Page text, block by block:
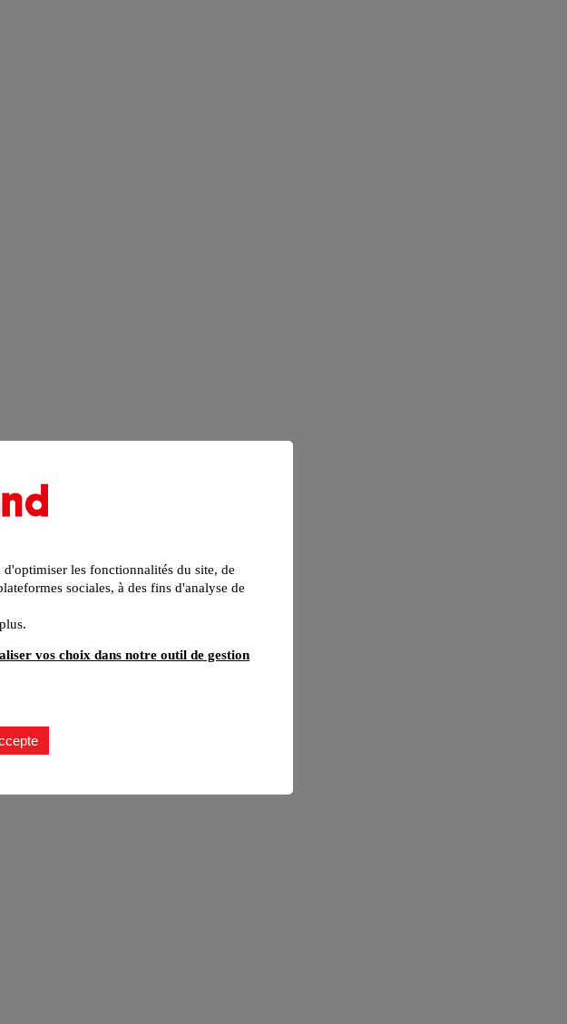
les fonctionnalités du site, de
sociales, à des fins d'analyse de
vos choix dans notre outil de gestion